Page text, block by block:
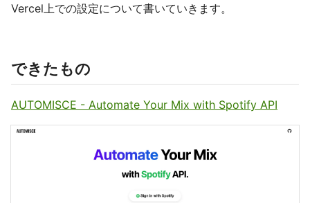
Vercel上での設定について書いていきます。
できたもの
AUTOMISCE - Automate Your Mix with Spotify API